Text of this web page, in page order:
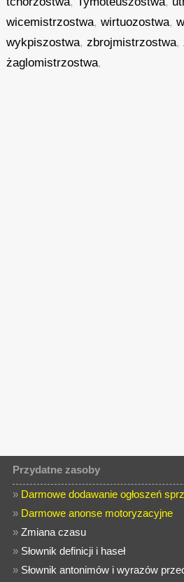
wicemistrzostwa,wirtuozostwa,
wykpiszostwa,zbrojmistrzostwa,
żaglomistrzostwa,
Przydatne zasoby
» Darmowe dodawanie ogłoszeń
» Darmowe anonse motoryzacyjne
»Zmiana czasu
» Słownik definicji i haseł
» Słownik antonimów i wyrazów